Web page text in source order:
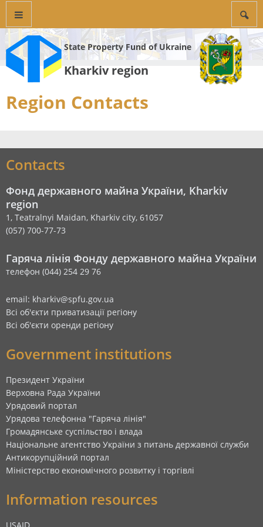
State Property Fund of Ukraine
Kharkiv region
Region Contacts
Contacts
Фонд державного майна України, Kharkiv
region
1, Teatralnyi Maidan, Kharkiv city, 61057
(057) 700-77-73
Гаряча лінія Фонду державного майна України
телефон (044) 254 29 76
email: kharkiv@spfu.gov.ua
Всі об'єкти приватизації регіону
Всі об'єкти оренди регіону
Government institutions
Президент України
Верховна Рада України
Урядовий портал
Урядова телефонна "Гаряча лінія"
Громадянське суспільство і влада
Національне агентство України з питань державної служби
Антикорупційний портал
Міністерство економічного розвитку і торгівлі
Information resources